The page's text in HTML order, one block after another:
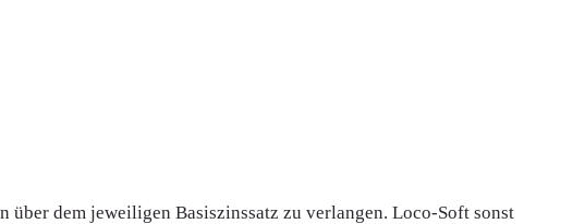
über dem jeweiligen Basiszinssatz zu verlangen. Loco-Soft sonst